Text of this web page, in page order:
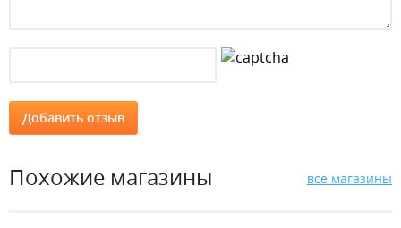
Похожие магазины все магазины